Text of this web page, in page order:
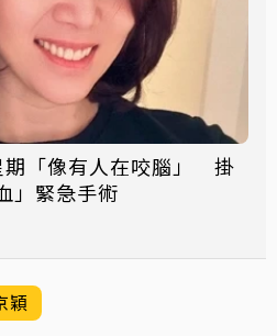
期「像有人在咬腦」 掛
」緊急手術
穎